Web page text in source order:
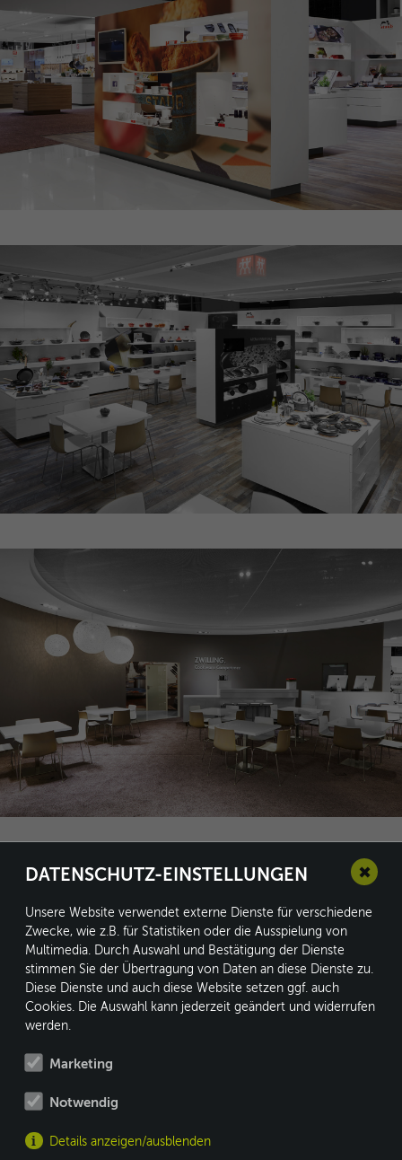
conform GmbH
Kleine Heide 16
33790 Halle/Westf.
Fax: +49 5201 8730-10
DATENSCHUTZ-EINSTELLUNGEN
Unsere Website verwendet externe Dienste für verschiedene
Zwecke, wie z.B. für Statistiken oder die Ausspielung von
Multimedia. Durch Auswahl und Bestätigung der Dienste
stimmen Sie der Übertragung von Daten an diese Dienste zu.
Diese Dienste und auch diese Website setzen ggf. auch
Cookies. Die Auswahl kann jederzeit geändert und widerrufen
werden.
Marketing
Notwendig
Details anzeigen/ausblenden
✖